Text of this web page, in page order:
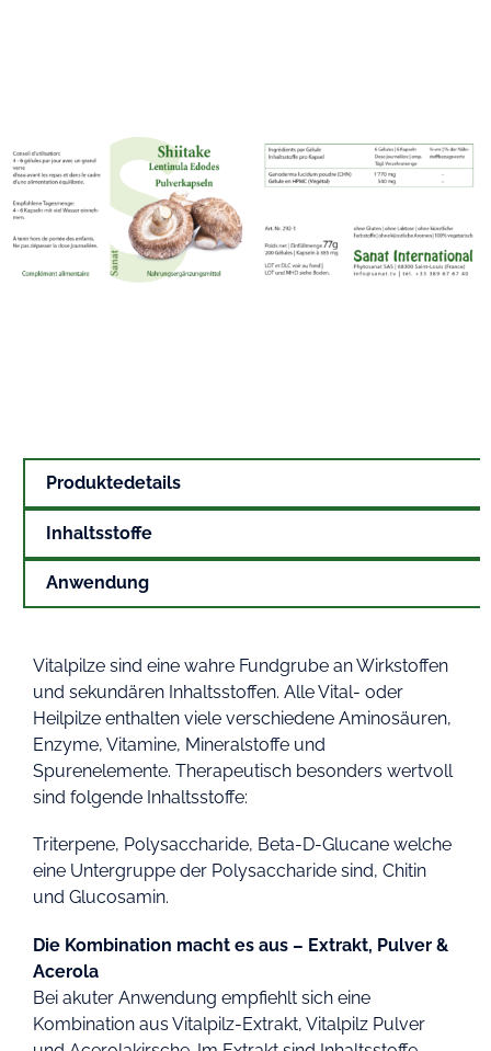
Produktedetails
Inhaltsstoffe
Anwendung
Vitalpilze sind eine wahre Fundgrube an Wirkstoffen
und sekundären Inhaltsstoffen. Alle Vital- oder
Heilpilze enthalten viele verschiedene Aminosäuren,
Enzyme, Vitamine, Mineralstoffe und
Spurenelemente. Therapeutisch besonders wertvoll
sind folgende Inhaltsstoffe:
Triterpene, Polysaccharide, Beta-D-Glucane welche
eine Untergruppe der Polysaccharide sind, Chitin
und Glucosamin.
Die Kombination macht es aus – Extrakt, Pulver &
Acerola
Bei akuter Anwendung empfiehlt sich eine
Kombination aus Vitalpilz-Extrakt, Vitalpilz Pulver